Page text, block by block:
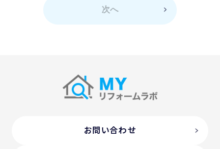
次へ
お問い合わせ